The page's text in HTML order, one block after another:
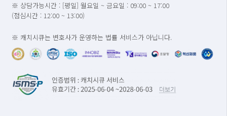
※ 상담가능시간 : [평일] 월요일 ~ 금요일 : 09:00 ~ 17:00
(점심시간 : 12:00 ~ 13:00)
※ 캐치시큐는 변호사가 운영하는 법률 서비스가 아닙니다.